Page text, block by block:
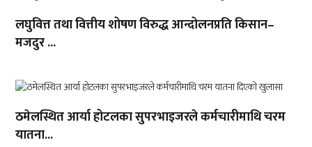
लघुवित्त तथा वित्तीय शोषण विरुद्ध आन्दोलनप्रति किसान–
मजदुर ...
ठमेलस्थित आर्या होटलका सुपरभाइजरले कर्मचारीमाथि चरम
यातना...